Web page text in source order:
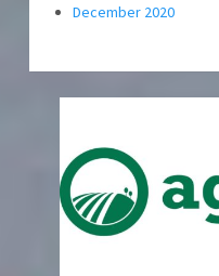
December 2020